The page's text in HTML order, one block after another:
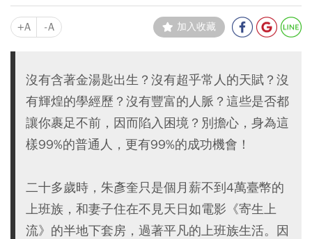
+A -A 加入收藏
沒有含著金湯匙出生？沒有超乎常人的天賦？沒
有輝煌的學經歷？沒有豐富的人脈？這些是否都
讓你裹足不前，因而陷入困境？別擔心，身為這
樣99%的普通人，更有99%的成功機會！
二十多歲時，朱彥奎只是個月薪不到4萬臺幣的
上班族，和妻子住在不見天日如電影《寄生上
流》的半地下套房，過著平凡的上班族生活。因